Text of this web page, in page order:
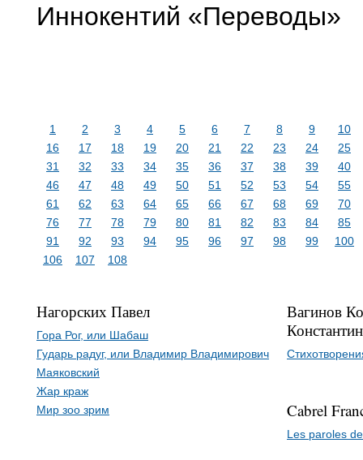
Иннокентий «Переводы»
1 2 3 4 5 6 7 8 9
10
16
17 18 19 20 21 22 23 24
25
31
32 33 34 35 36 37 38 39
40
46
47 48 49 50 51 52 53 54
55
61
62 63 64 65 66 67 68 69
70
76
77 78 79 80 81 82 83 84
85
91
92 93 94 95 96 97 98 99
100
106
107 108
Нагорских Павел
Гора Рог, или Шабаш
Гударь радуг, или Владимир Владимирович
Маяковский
Жар краж
Мир зоо зрим
Вагинов
Cabrel
Les paroles